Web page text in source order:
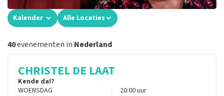
Kalender Alle Locaties
40evenementen in Nederland
CHRISTEL DE LAAT
Kende da!?
WOENSDAG
20:00uur